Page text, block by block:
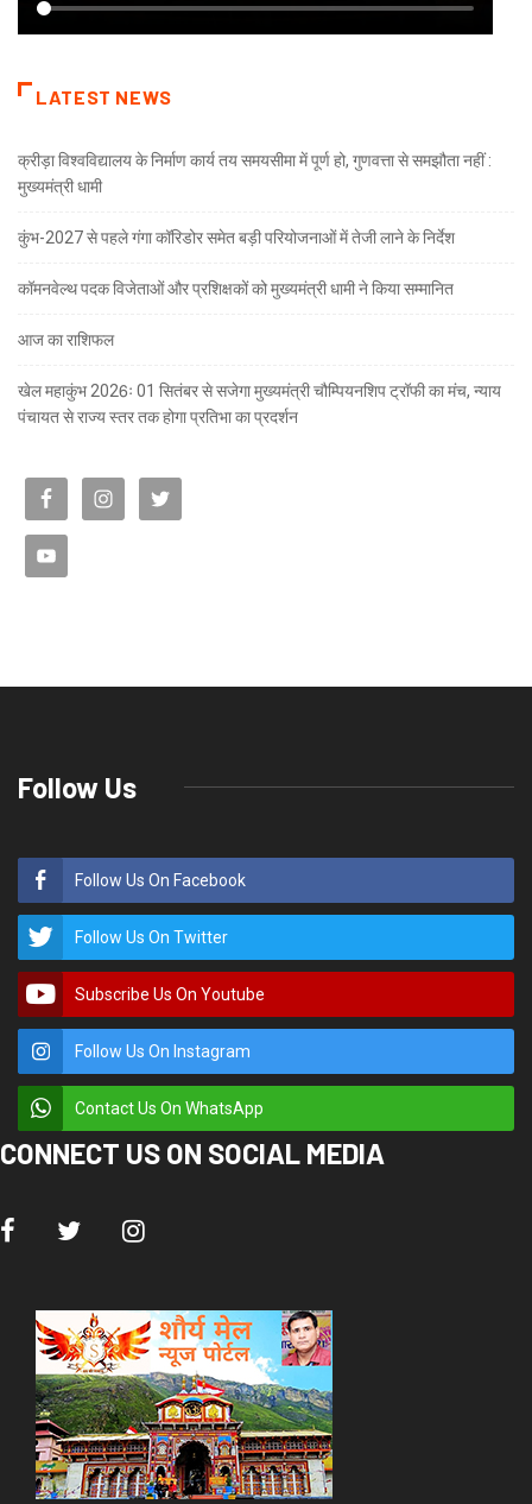
LATEST NEWS
क्रीड़ा विश्वविद्यालय के निर्माण कार्य तय समयसीमा में पूर्ण हो, गुणवत्ता से समझौता नहीं :
मुख्यमंत्री धामी
कुंभ-2027 से पहले गंगा कॉरिडोर समेत बड़ी परियोजनाओं में तेजी लाने के निर्देश
कॉमनवेल्थ पदक विजेताओं और प्रशिक्षकों को मुख्यमंत्री धामी ने किया सम्मानित
आज का राशिफल
खेल महाकुंभ 2026ः 01 सितंबर से सजेगा मुख्यमंत्री चौम्पियनशिप ट्रॉफी का मंच, न्याय
पंचायत से राज्य स्तर तक होगा प्रतिभा का प्रदर्शन
Follow Us
Follow Us On Facebook
Follow Us On Twitter
Subscribe Us On Youtube
Follow Us On Instagram
Contact Us On WhatsApp
CONNECT US ON SOCIAL MEDIA